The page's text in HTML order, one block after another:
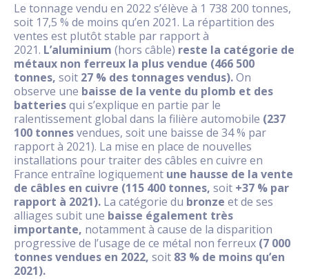
Le tonnage vendu en 2022 s’élève à 1 738 200 tonnes,
soit 17,5 % de moins qu’en 2021. La répartition des
ventes est plutôt stable par rapport à
2021. L’aluminium (hors câble) reste la catégorie de
métaux non ferreux la plus vendue (466 500
tonnes, soit 27 % des tonnages vendus).On
observe une baisse de la vente du plomb et des
batteriesqui s’explique en partie par le
ralentissement global dans la filière automobile (237
100 tonnesvendues, soit une baisse de 34 % par
rapport à 2021). La mise en place de nouvelles
installations pour traiter des câbles en cuivre en
France entraîne logiquement une hausse de la vente
de câbles en cuivre (115 400 tonnes, soit +37 % par
rapport à 2021). La catégorie du bronze et de ses
alliages subit une baisse également très
importante, notamment à cause de la disparition
progressive de l’usage de ce métal non ferreux (7 000
tonnes vendues en 2022, soit 83 % de moins qu’en
2021).